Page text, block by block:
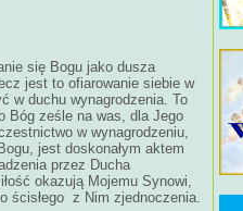
się Bogu jako dusza
jest to ofiarowanie siebie w
w duchu wynagrodzenia. To
Bóg ześle na was, dla Jego
w wynagrodzeniu,
jest doskonałym aktem
przez Ducha
okazują Mojemu Synowi,
ścisłego z Nim zjednoczenia.